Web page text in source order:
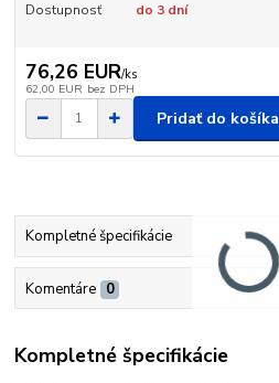
Dostupnosť do 3 dní
76,26 EUR/ks
62,00 EUR bez DPH
Pridať do košíka
Kompletné špecifikácie
Komentáre 0
Kompletné špecifikácie